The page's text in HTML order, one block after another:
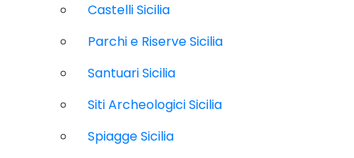
Castelli Sicilia
Parchi e Riserve Sicilia
Santuari Sicilia
Siti Archeologici Sicilia
Spiagge Sicilia